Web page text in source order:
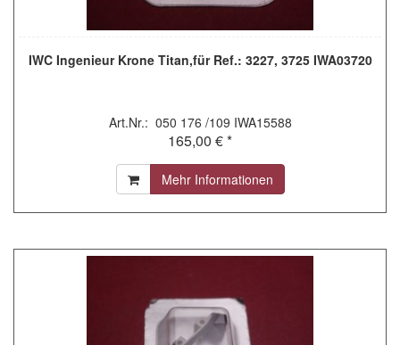
IWC Ingenieur Krone Titan,für Ref.: 3227, 3725 IWA03720
Art.Nr.: 050 176 /109 IWA15588
165,00 € *
Mehr Informationen